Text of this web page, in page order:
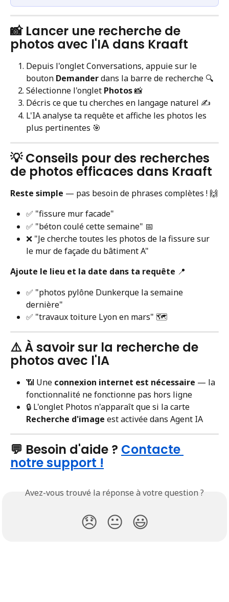
📸 Lancer une recherche de
photos avec l'IA dans Kraaft
Depuis l'onglet Conversations, appuie sur le
bouton Demander dans la barre de recherche 🔍
Sélectionne l'onglet Photos 📸
Décris ce que tu cherches en langage naturel ✍️
L'IA analyse ta requête et affiche les photos les
plus pertinentes 🎯
💡 Conseils pour des recherches
de photos efficaces dans Kraaft
Reste simple — pas besoin de phrases complètes ! 🙌
✅ "fissure mur facade"
✅ "béton coulé cette semaine" 📅
❌ "Je cherche toutes les photos de la fissure sur
le mur de façade du bâtiment A"
Ajoute le lieu et la date dans ta requête 📍
✅ "photos pylône Dunkerque la semaine
dernière"
✅ "travaux toiture Lyon en mars" 🗺️
⚠️ À savoir sur la recherche de
photos avec l'IA
📶 Une connexion internet est nécessaire — la
fonctionnalité ne fonctionne pas hors ligne
🔒 L'onglet Photos n'apparaît que si la carte
Recherche d'image est activée dans Agent IA
💬 Besoin d'aide ? Contacte
notre support !
Avez-vous trouvé la réponse à votre question ?
😞 😐 😃